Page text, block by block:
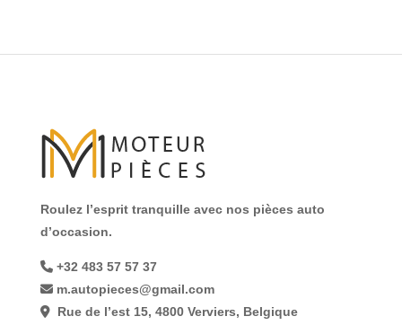
Roulez l’esprit tranquille avec nos pièces auto
d’occasion.
+32 483 57 57 37
m.autopieces@gmail.com
Rue de l’est 15, 4800 Verviers, Belgique